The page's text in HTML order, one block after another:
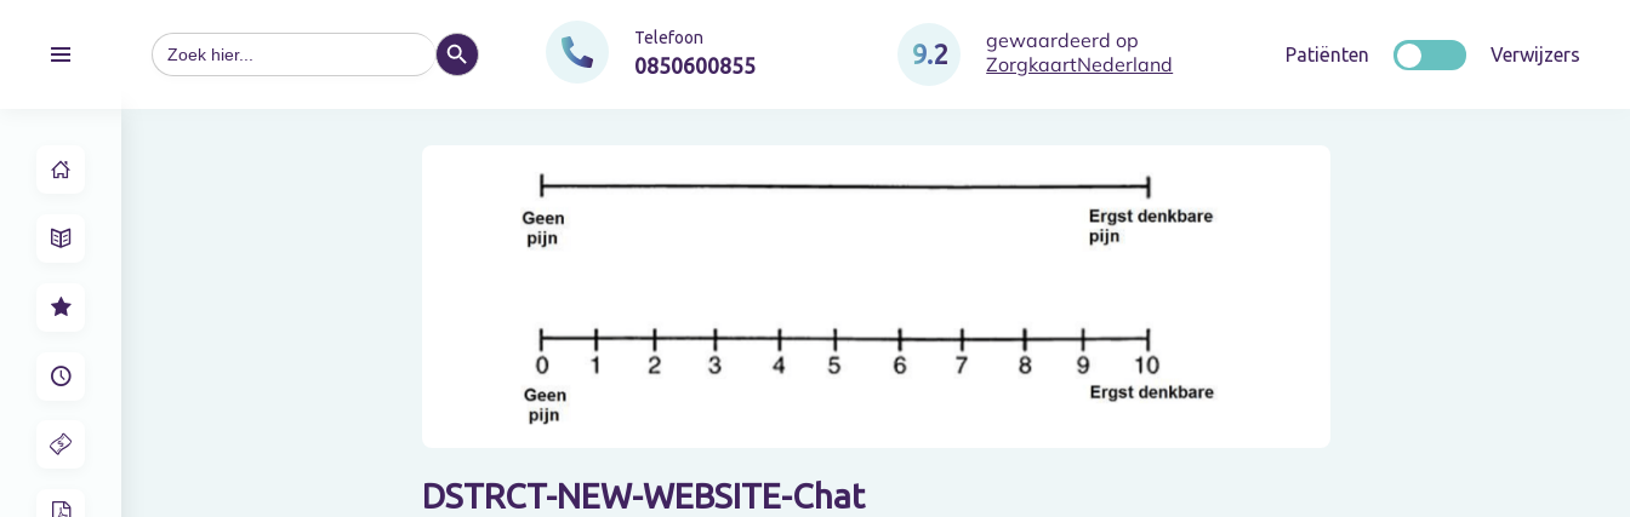
Zoek
naar:
ZOEKKNOP Telefoon
0850600855 9.2
gewaardeerd op
ZorgkaartNederland
Patiënten Verwijzers
DSTRCT-NEW-WEBSITE-Chat